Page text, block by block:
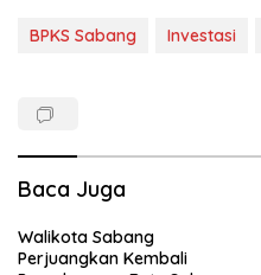
BPKS Sabang Investasi
Baca Juga
Walikota Sabang
Perjuangkan Kembali